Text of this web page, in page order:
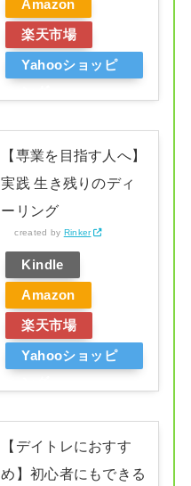
Amazon
楽天市場
Yahooショッピ
【専業を目指す人へ】
実践 生き残りのディ
ーリング
created by Rinker
Kindle
Amazon
楽天市場
Yahooショッピ
【デイトレにおすす
め】初心者にもできる